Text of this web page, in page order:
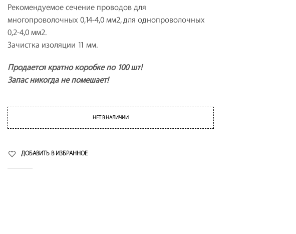
Рекомендуемое сечение проводов для
многопроволочных 0,14-4,0 мм2, для однопроволочных
0,2-4,0 мм2.
Зачистка изоляции 11 мм.
Продается кратно коробке по 100 шт!
Запас никогда не помешает!
НЕТ В НАЛИЧИИ
ДОБАВИТЬ В ИЗБРАННОЕ